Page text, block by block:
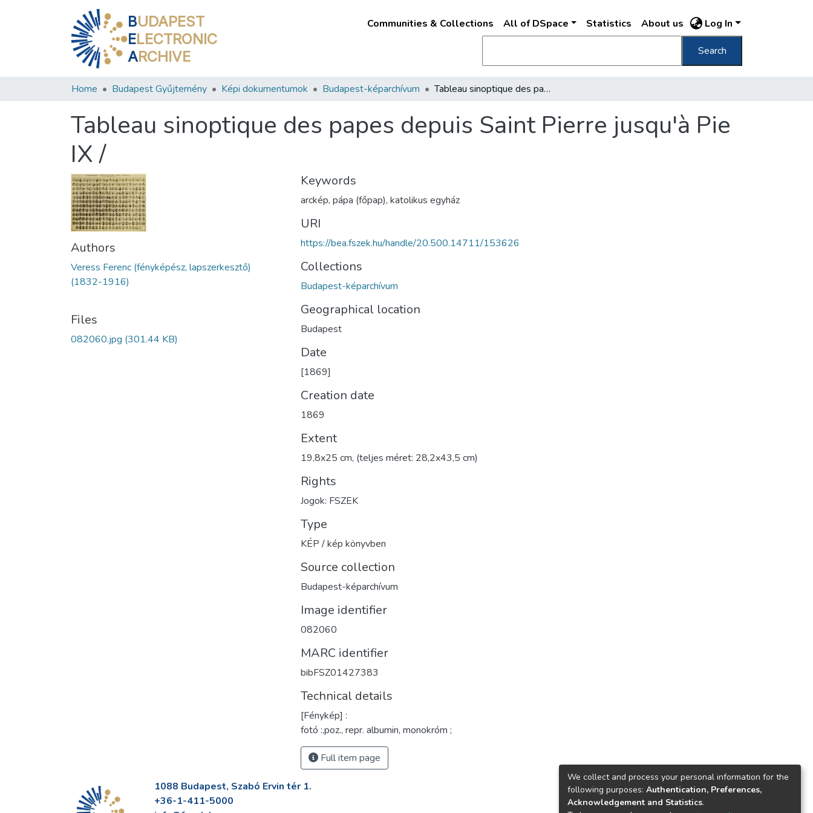
BUDAPEST
ELECTRONIC
ARCHIVE
Communities & Collections All of DSpace Statistics About us Log In
Search
Home Budapest Gyűjtemény Képi dokumentumok Budapest-képarchívum Tableau sinoptique des papes depuis Saint Pierre jusqu'à Pie IX /
Tableau sinoptique des papes depuis Saint Pierre jusqu'à Pie
IX /
Authors
Veress Ferenc (fényképész, lapszerkesztő)
(1832-1916)
Files
082060.jpg (301.44 KB)
Keywords
arckép, pápa (főpap), katolikus egyház
URI
https://bea.fszek.hu/handle/20.500.14711/153626
Collections
Budapest-képarchívum
Geographical location
Budapest
Date
[1869]
Creation date
1869
Extent
19,8x25 cm, (teljes méret: 28,2x43,5 cm)
Rights
Jogok: FSZEK
Type
KÉP / kép könyvben
Source collection
Budapest-képarchívum
Image identifier
082060
MARC identifier
bibFSZ01427383
Technical details
[Fénykép] :
fotó :,poz., repr. albumin, monokróm ;
Full item page
1088 Budapest, Szabó Ervin tér 1.
+36-1-411-5000
We collect and process your personal information for the
following purposes: Authentication, Preferences,
Acknowledgement and Statistics.